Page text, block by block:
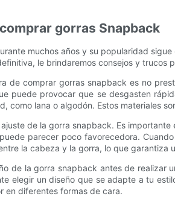
gorras Snapback
muchos años y su popularidad
le brindaremos consejos y trucos
de comprar gorras snapback es no
puede provocar que se desgasten
como lana o algodón. Estos materiales
de la gorra snapback. Es
parecer poco favorecedora.
la cabeza y la gorra, lo que garantiza
de la gorra snapback antes de
elegir un diseño que se adapte a tu
en diferentes formas de cara.